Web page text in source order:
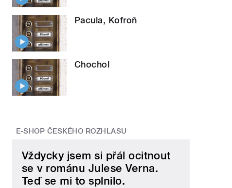
Pacula, Kofroň
Chochol
E-SHOP ČESKÉHO ROZHLASU
Vždycky jsem si přál ocitnout
se v románu Julese Verna.
Teď se mi to splnilo.